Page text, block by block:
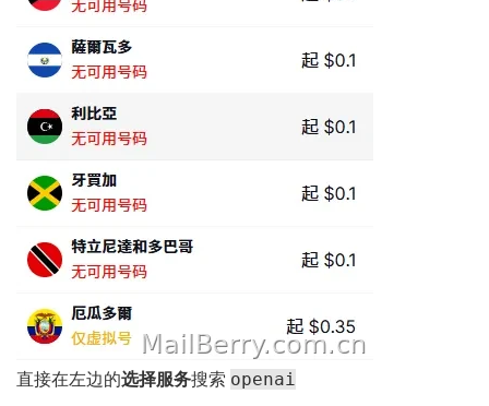
直接在左边的选择服务搜索 openai